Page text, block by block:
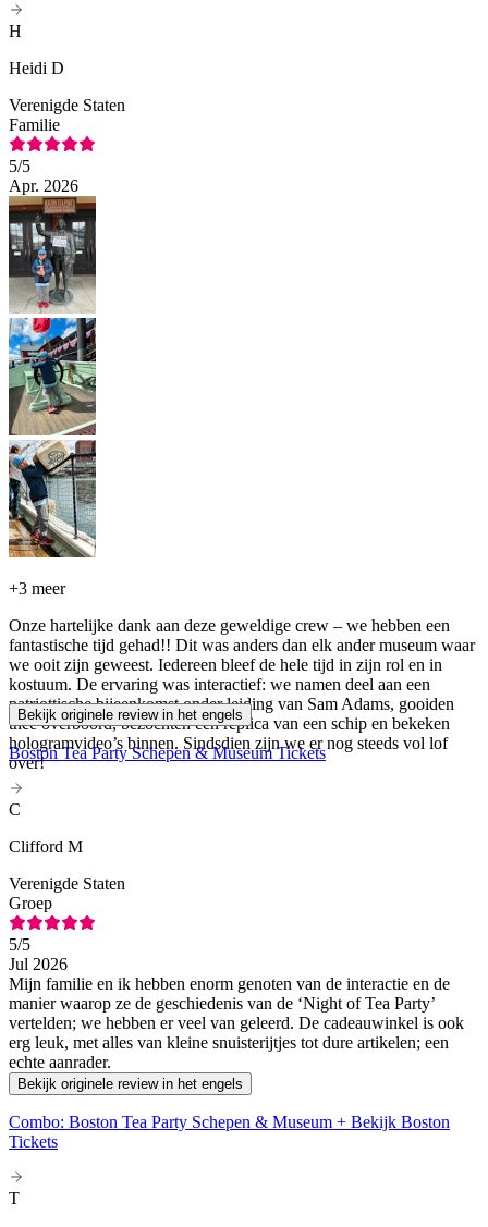
H
Heidi D
Verenigde Staten
Familie
5/5
Apr. 2026
+3 meer
Onze hartelijke dank aan deze geweldige crew – we hebben een
fantastische tijd gehad!! Dit was anders dan elk ander museum waar
we ooit zijn geweest. Iedereen bleef de hele tijd in zijn rol en in
kostuum. De ervaring was interactief: we namen deel aan een
patriottische bijeenkomst onder leiding van Sam Adams, gooiden
thee overboord, bezochten een replica van een schip en bekeken
hologramvideo’s binnen. Sindsdien zijn we er nog steeds vol lof
over!
Bekijk originele review in het engels
Boston Tea Party Schepen & Museum Tickets
C
Clifford M
Verenigde Staten
Groep
5/5
Jul 2026
Mijn familie en ik hebben enorm genoten van de interactie en de
manier waarop ze de geschiedenis van de ‘Night of Tea Party’
vertelden; we hebben er veel van geleerd. De cadeauwinkel is ook
erg leuk, met alles van kleine snuisterijtjes tot dure artikelen; een
echte aanrader.
Bekijk originele review in het engels
Combo: Boston Tea Party Schepen & Museum + Bekijk Boston
Tickets
T